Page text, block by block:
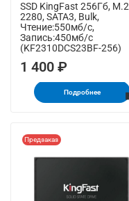
SSD KingFast 256Гб, M.2
2280, SATA3, Bulk,
Чтение:550мб/с,
Запись:450мб/с
(KF2310DCS23BF-256)
1 400 ₽
Подробнее
Предзаказ